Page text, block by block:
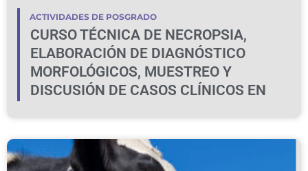
ACTIVIDADES DE POSGRADO
CURSO TÉCNICA DE NECROPSIA,
ELABORACIÓN DE DIAGNÓSTICO
MORFOLÓGICOS, MUESTREO Y
DISCUSIÓN DE CASOS CLÍNICOS EN